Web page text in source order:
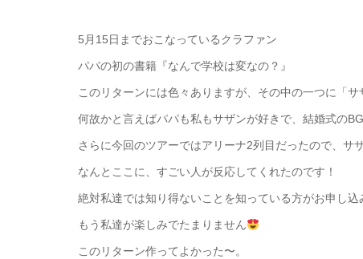
5月15日までおこなっているクラファン
パパの初の書籍『なんで学校は変なの？』
このリターンには色々ありますが、その中の一つに「
何故かと言えばパパも私もサザンが好きで、結婚式の
さらに今回のツアーではアリーナ2列目だったので、サ
なんとここに、すごい人が反応してくれたのです！
絶対私達では知り得ないことを知っている方がお申し込
もう私達が楽しみでたまりません
このリターン作ってよかった〜。